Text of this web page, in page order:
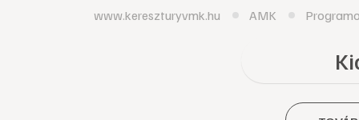
www.kereszturyvmk.hu AMK